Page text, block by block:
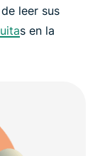
leer sus
s en la